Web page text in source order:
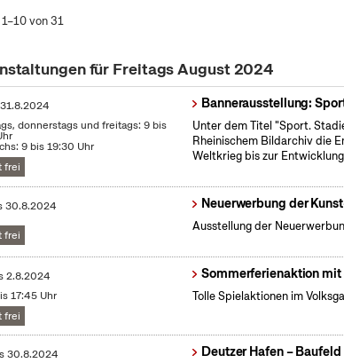
von 31
für Freitags August 2024
31.8.2024
donnerstags und freitags: 9 bis
9 bis 19:30 Uhr
frei
Bannerausstellung:
Unter dem Titel "Sport.
Rheinischem Bildarchiv die
Weltkrieg bis zur
30.8.2024
frei
Neuerwerbung der
Ausstellung der
2.8.2024
17:45 Uhr
frei
Sommerferienaktion mit
Tolle Spielaktionen im
30.8.2024
Deutzer Hafen –